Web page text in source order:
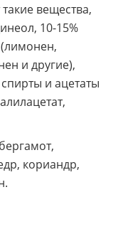
вещества,
10-15%
и другие),
и ацетаты
кориандр,